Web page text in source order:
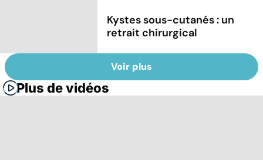
Kystes sous-cutanés : un
retrait chirurgical
Voir plus
Plus de vidéos